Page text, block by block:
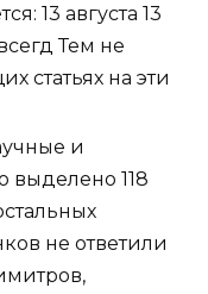
13 августа 13
Тем не
статьях на эти
и
выделено 118
не ответили